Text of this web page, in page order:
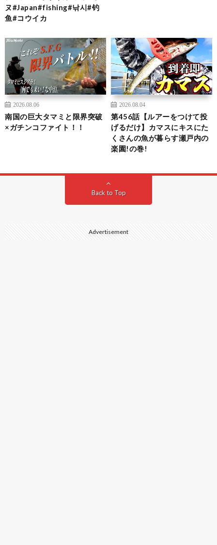
ヌ#Japan#fishing#낚시#钓
鱼#コウイカ
2026.08.06
南国の巨大タマミと限界突破
×ガチンコファイト！！
2026.08.04
第456話【ルアーをつけて投
げるだけ】カマスにキスにた
くさんの魚が暮らす瀬戸内の
楽園!の巻!
Back to Top
Advertisement